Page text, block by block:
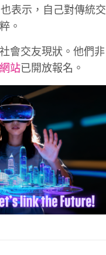
表示，自己對傳統交
。
會交友現狀。他們非
站已開放報名。